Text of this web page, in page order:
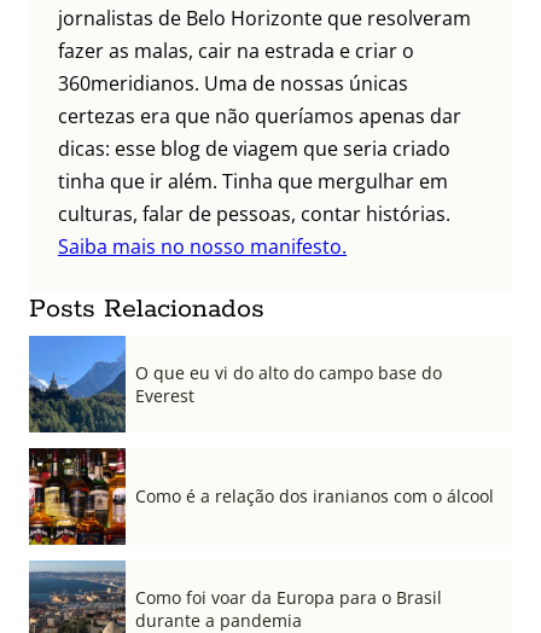
jornalistas de Belo Horizonte que resolveram
fazer as malas, cair na estrada e criar o
360meridianos. Uma de nossas únicas
certezas era que não queríamos apenas dar
dicas: esse blog de viagem que seria criado
tinha que ir além. Tinha que mergulhar em
culturas, falar de pessoas, contar histórias.
Saiba mais no nosso manifesto.
Posts Relacionados
O que eu vi do alto do campo base do
Everest
Como é a relação dos iranianos com o álcool
Como foi voar da Europa para o Brasil
durante a pandemia